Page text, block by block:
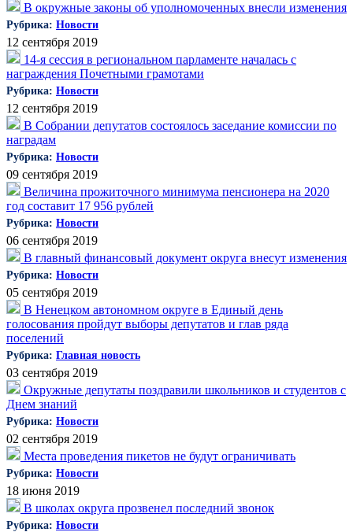
В окружные законы об уполномоченных внесли изменения
Рубрика: Новости
12 сентября 2019
14-я сессия в региональном парламенте началась с
награждения Почетными грамотами
Рубрика: Новости
12 сентября 2019
В Собрании депутатов состоялось заседание комиссии по
наградам
Рубрика: Новости
09 сентября 2019
Величина прожиточного минимума пенсионера на 2020
год составит 17 956 рублей
Рубрика: Новости
06 сентября 2019
В главный финансовый документ округа внесут изменения
Рубрика: Новости
05 сентября 2019
В Ненецком автономном округе в Единый день
голосования пройдут выборы депутатов и глав ряда
поселений
Рубрика: Главная новость
03 сентября 2019
Окружные депутаты поздравили школьников и студентов с
Днем знаний
Рубрика: Новости
02 сентября 2019
Места проведения пикетов не будут ограничивать
Рубрика: Новости
18 июня 2019
В школах округа прозвенел последний звонок
Рубрика: Новости